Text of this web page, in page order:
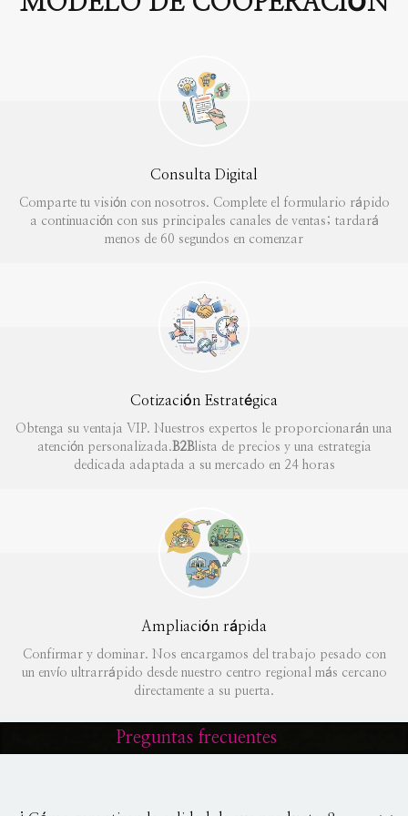
Consulta Digital
Comparte tu visión con nosotros. Complete el formulario rápido
a continuación con sus principales canales de ventas; tardará
menos de 60 segundos en comenzar
Cotización Estratégica
Obtenga su ventaja VIP. Nuestros expertos le proporcionarán una
atención personalizada.B2Blista de precios y una estrategia
dedicada adaptada a su mercado en 24 horas
Ampliación rápida
Confirmar y dominar. Nos encargamos del trabajo pesado con
un envío ultrarrápido desde nuestro centro regional más cercano
directamente a su puerta.
Preguntas frecuentes